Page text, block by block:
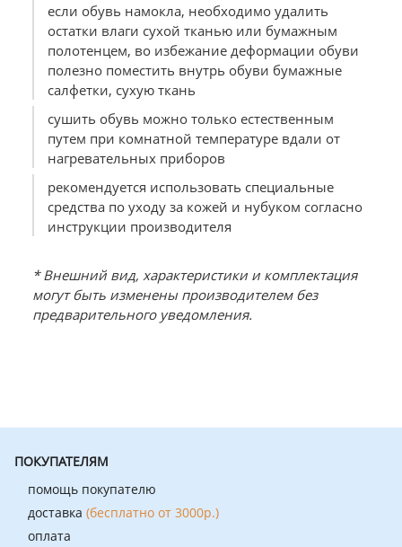
если обувь намокла, необходимо удалить
остатки влаги сухой тканью или бумажным
полотенцем, во избежание деформации обуви
полезно поместить внутрь обуви бумажные
салфетки, сухую ткань
сушить обувь можно только естественным
путем при комнатной температуре вдали от
нагревательных приборов
рекомендуется использовать специальные
средства по уходу за кожей и нубуком согласно
инструкции производителя
* Внешний вид, характеристики и комплектация
могут быть изменены производителем без
предварительного уведомления.
ПОКУПАТЕЛЯМ
помощь покупателю
доставка (бесплатно от 3000р.)
оплата